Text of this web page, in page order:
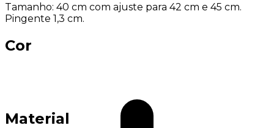
Tamanho: 40 cm com ajuste para 42 cm e 45 cm.
Pingente 1,3 cm.
Cor
Material